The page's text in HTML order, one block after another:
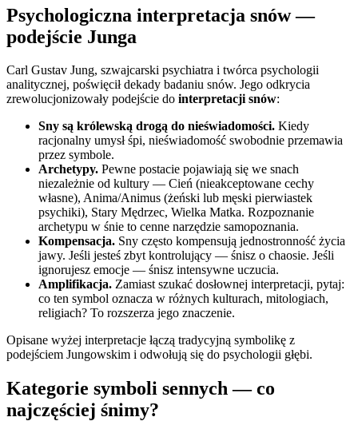
Psychologiczna interpretacja snów —
podejście Junga
Carl Gustav Jung, szwajcarski psychiatra i twórca psychologii
analitycznej, poświęcił dekady badaniu snów. Jego odkrycia
zrewolucjonizowały podejście do interpretacji snów:
Sny są królewską drogą do nieświadomości. Kiedy
racjonalny umysł śpi, nieświadomość swobodnie przemawia
przez symbole.
Archetypy. Pewne postacie pojawiają się we snach
niezależnie od kultury — Cień (nieakceptowane cechy
własne), Anima/Animus (żeński lub męski pierwiastek
psychiki), Stary Mędrzec, Wielka Matka. Rozpoznanie
archetypu w śnie to cenne narzędzie samopoznania.
Kompensacja. Sny często kompensują jednostronność życia
jawy. Jeśli jesteś zbyt kontrolujący — śnisz o chaosie. Jeśli
ignorujesz emocje — śnisz intensywne uczucia.
Amplifikacja. Zamiast szukać dosłownej interpretacji, pytaj:
co ten symbol oznacza w różnych kulturach, mitologiach,
religiach? To rozszerza jego znaczenie.
Opisane wyżej interpretacje łączą tradycyjną symbolikę z
podejściem Jungowskim i odwołują się do psychologii głębi.
Kategorie symboli sennych — co
najczęściej śnimy?